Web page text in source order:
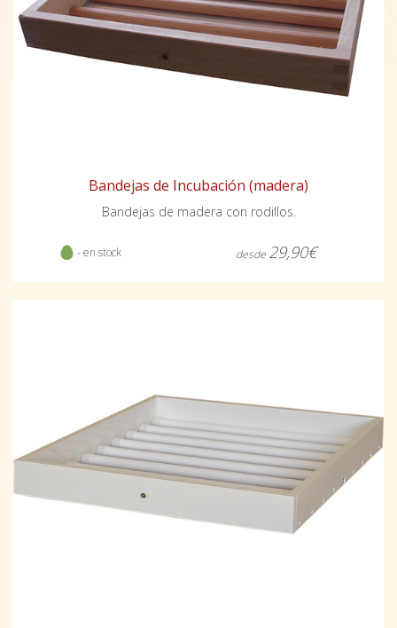
Bandejas de Incubación (madera)
Bandejas de madera con rodillos.
- en stock desde 29,90€